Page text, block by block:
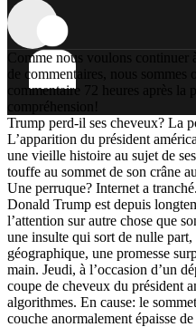
Comme nous voulons continuer
de commentaires, nous
commentaire 72 heures après
compréhension!
Trump perd-il ses cheveux? La
L’apparition du président
une vieille histoire au sujet de
touffe au sommet de son crâne
Une perruque? Internet a
Donald Trump est depuis
l’attention sur autre chose que
une insulte qui sort de nulle
géographique, une promesse
main. Jeudi, à l’occasion d’un
coupe de cheveux du président
algorithmes. En cause: le
couche anormalement épaisse